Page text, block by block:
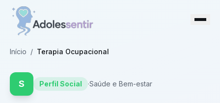
Início / Terapia Ocupacional
S Perfil Social ·Saúde e Bem-estar